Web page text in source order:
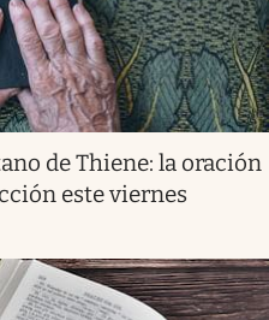
de Thiene: la oración
este viernes